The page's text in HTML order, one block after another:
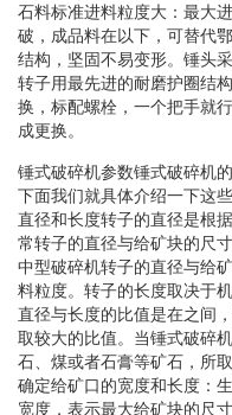
石料标准进料粒度大：最大
破，成品料在以下，可替代
结构，坚固不易变形。锤头
转子用最先进的耐磨护圈结
换，标配螺栓，一个把手就
成更换。
锤式破碎机参数锤式破碎机
下面我们就具体介绍一下这
直径和长度转子的直径是根
常转子的直径与给矿块的尺
中型破碎机转子的直径与给
料粒度。转子的长度取决于
直径与长度的比值是在之间
取较大的比值。当锤式破碎
石、煤或者石膏等矿石，所
确定给矿口的宽度和长度：
宽度，表示最大给矿块的尺